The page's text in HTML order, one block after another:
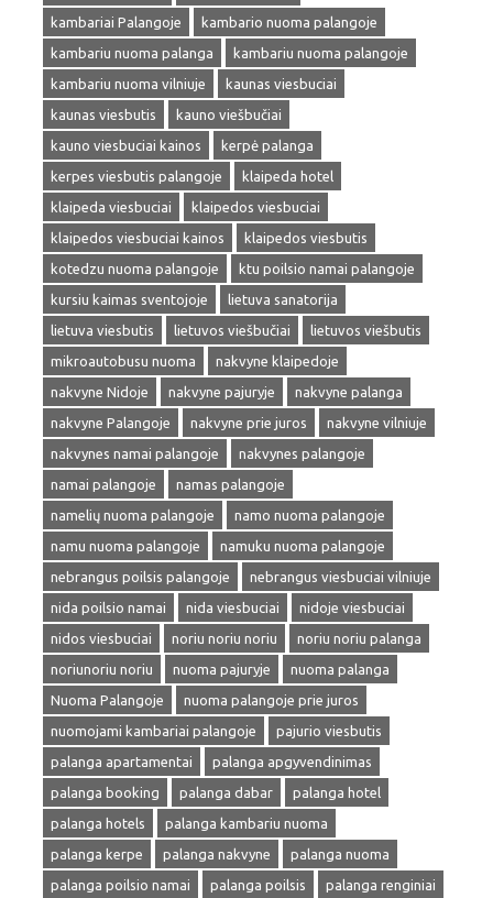
kambariai Palangoje
kambario nuoma palangoje
kambariu nuoma palanga
kambariu nuoma palangoje
kambariu nuoma vilniuje
kaunas viesbuciai
kaunas viesbutis
kauno viešbučiai
kauno viesbuciai kainos
kerpė palanga
kerpes viesbutis palangoje
klaipeda hotel
klaipeda viesbuciai
klaipedos viesbuciai
klaipedos viesbuciai kainos
klaipedos viesbutis
kotedzu nuoma palangoje
ktu poilsio namai palangoje
kursiu kaimas sventojoje
lietuva sanatorija
lietuva viesbutis
lietuvos viešbučiai
lietuvos viešbutis
mikroautobusu nuoma
nakvyne klaipedoje
nakvyne Nidoje
nakvyne pajuryje
nakvyne palanga
nakvyne Palangoje
nakvyne prie juros
nakvyne vilniuje
nakvynes namai palangoje
nakvynes palangoje
namai palangoje
namas palangoje
namelių nuoma palangoje
namo nuoma palangoje
namu nuoma palangoje
namuku nuoma palangoje
nebrangus poilsis palangoje
nebrangus viesbuciai vilniuje
nida poilsio namai
nida viesbuciai
nidoje viesbuciai
nidos viesbuciai
noriu noriu noriu
noriu noriu palanga
noriunoriu noriu
nuoma pajuryje
nuoma palanga
Nuoma Palangoje
nuoma palangoje prie juros
nuomojami kambariai palangoje
pajurio viesbutis
palanga apartamentai
palanga apgyvendinimas
palanga booking
palanga dabar
palanga hotel
palanga hotels
palanga kambariu nuoma
palanga kerpe
palanga nakvyne
palanga nuoma
palanga poilsio namai
palanga poilsis
palanga renginiai